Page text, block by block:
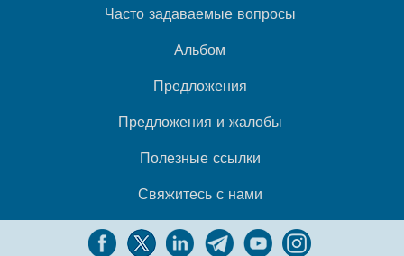
Часто задаваемые вопросы
Альбом
Предложения
Предложения и жалобы
Полезные ссылки
Свяжитесь с нами